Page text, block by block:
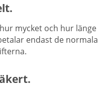
mycket och hur länge
endast de normala